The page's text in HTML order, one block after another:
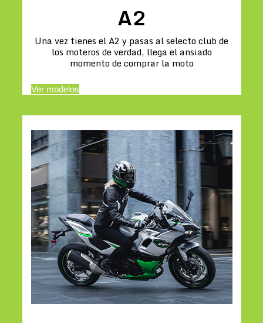
A2
Una vez tienes el A2 y pasas al selecto club de
los moteros de verdad, llega el ansiado
momento de comprar la moto
Ver modelos